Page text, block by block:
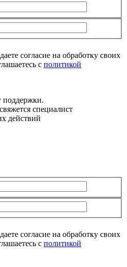
согласие на обработку своих
с политикой
поддержки.
специалист
действий
согласие на обработку своих
с политикой